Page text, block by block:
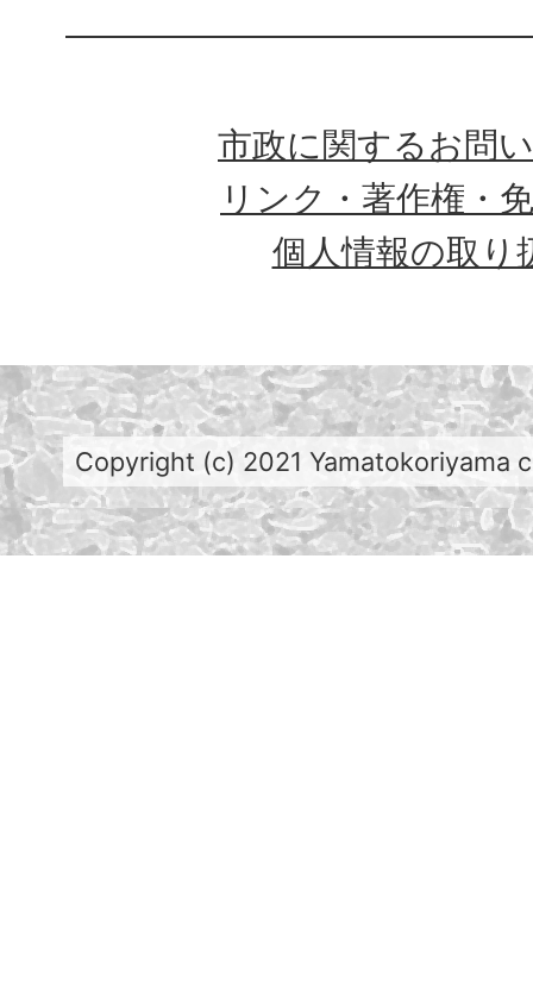
市政に関するお問
リンク・著作権・
個人情報の取り
Copyright (c) 2021 Yamatokoriyama